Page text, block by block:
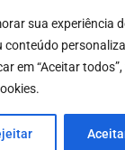
sua experiência
conteúdo
em “Aceitar todos”,